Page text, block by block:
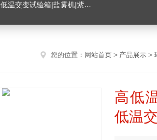
试验室|氙灯老化试验箱|砂尘试验箱|手机微跌落试验机|手机扭转试验机
您的位置： 网站首页 > 产品展示 >
高低
低温